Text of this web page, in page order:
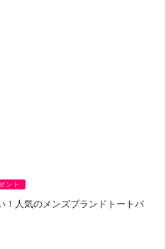
ント
！人気のメンズブランドトートバ